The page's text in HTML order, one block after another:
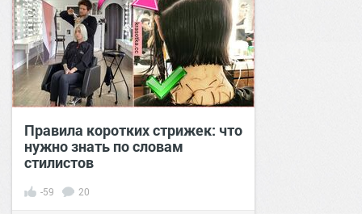
Правила коротких стрижек: что
нужно знать по словам
стилистов
-59 20